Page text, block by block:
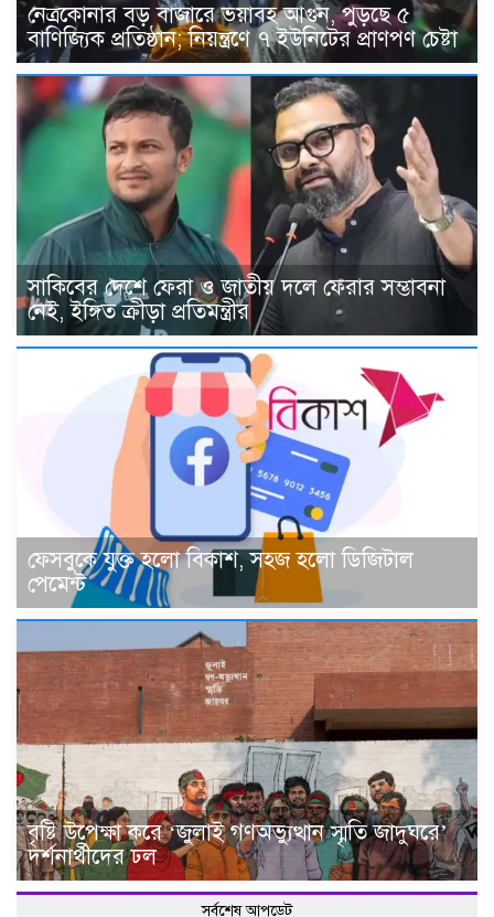
নেত্রকোনার বড় বাজারে ভয়াবহ আগুন, পুড়ছে ৫
বাণিজ্যিক প্রতিষ্ঠান; নিয়ন্ত্রণে ৭ ইউনিটের প্রাণপণ চেষ্টা
সাকিবের দেশে ফেরা ও জাতীয় দলে ফেরার সম্ভাবনা
নেই, ইঙ্গিত ক্রীড়া প্রতিমন্ত্রীর
ফেসবুকে যুক্ত হলো বিকাশ, সহজ হলো ডিজিটাল
পেমেন্ট
বৃষ্টি উপেক্ষা করে ‘জুলাই গণঅভ্যুত্থান স্মৃতি জাদুঘরে’
দর্শনার্থীদের ঢল
সর্বশেষ আপডেট